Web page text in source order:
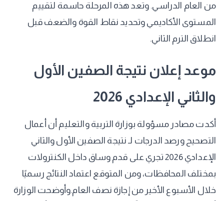
من العام الدراسي. وتعد هذه المرحلة حاسمة لتقييم
المستوى الأكاديمي وتحديد نقاط القوة والضعف قبل
انطلاق الترم الثاني.
​موعد إعلان نتيجة الصفين الأول
والثاني الإعدادي 2026
​أكدت مصادر مسؤولة بوزارة التربية والتعليم أن أعمال
التصحيح ورصد الدرجات لـ نتيجة الصفين الأول والثاني
الإعدادي 2026 تجري على قدم وساق داخل الكنترولات
بمختلف المحافظات، ومن المتوقع اعتماد النتائج رسميًا
خلال الأسبوع الأخير من إجازة نصف العام. ​وأوضحت الوزارة